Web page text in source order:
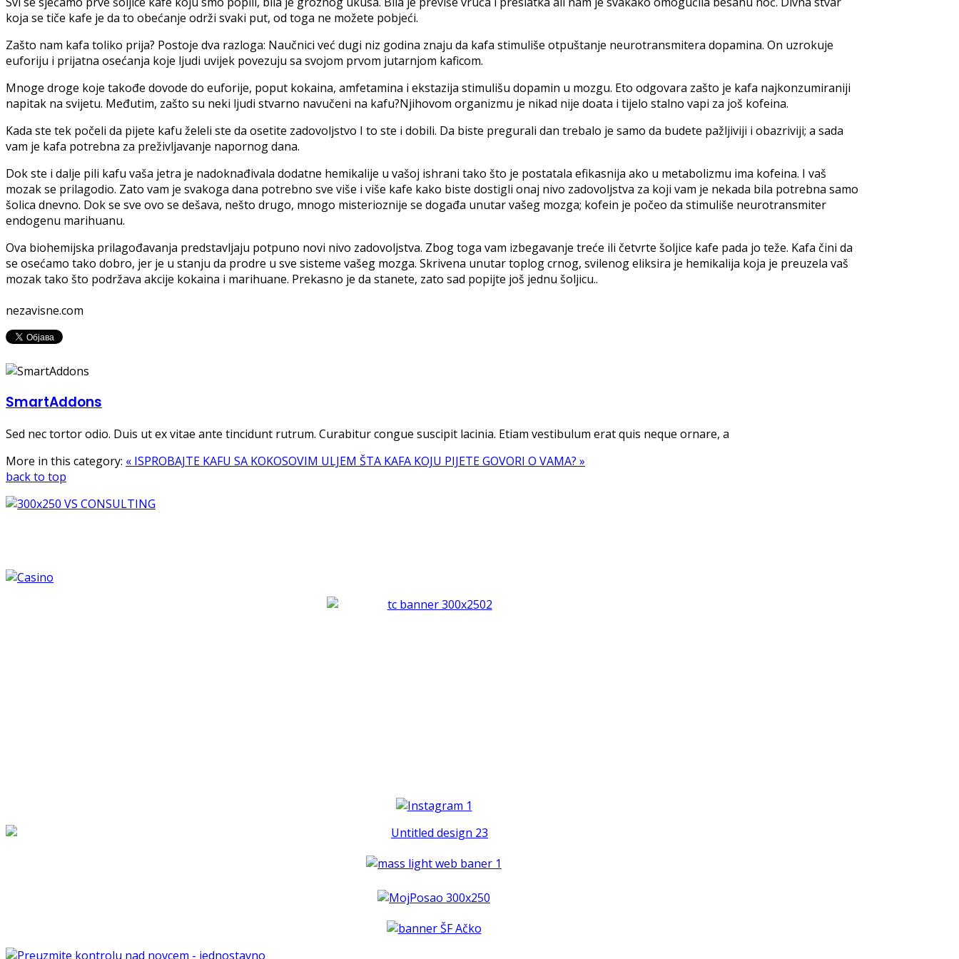
koja se tiče kafe je da to obećanje održi svaki put, od toga ne možete pobjeći.
Zašto nam kafa toliko prija? Postoje dva razloga: Naučnici već dugi niz godina znaju da kafa stimuliše otpuštanje neurotransmitera dopamina. On uzrokuje
euforiju i prijatna osećanja koje ljudi uvijek povezuju sa svojom prvom jutarnjom kaficom.
Mnoge droge koje takođe dovode do euforije, poput kokaina, amfetamina i ekstazija stimulišu dopamin u mozgu. Eto odgovara zašto je kafa najkonzumiraniji
napitak na svijetu. Međutim, zašto su neki ljudi stvarno navučeni na kafu?Njihovom organizmu je nikad nije doata i tijelo stalno vapi za još kofeina.
Kada ste tek počeli da pijete kafu želeli ste da osetite zadovoljstvo I to ste i dobili. Da biste pregurali dan trebalo je samo da budete pažljiviji i obazriviji; a sada
vam je kafa potrebna za preživljavanje napornog dana.
Dok ste i dalje pili kafu vaša jetra je nadoknađivala dodatne hemikalije u vašoj ishrani tako što je postatala efikasnija ako u metabolizmu ima kofeina. I vaš
mozak se prilagodio. Zato vam je svakoga dana potrebno sve više i više kafe kako biste dostigli onaj nivo zadovoljstva za koji vam je nekada bila potrebna samo
šolica dnevno. Dok se sve ovo se dešava, nešto drugo, mnogo misterioznije se događa unutar vašeg mozga; kofein je počeo da stimuliše neurotransmiter
endogenu marihuanu.
Ova biohemijska prilagođavanja predstavljaju potpuno novi nivo zadovoljstva. Zbog toga vam izbegavanje treće ili četvrte šoljice kafe pada jo teže. Kafa čini da
se osećamo tako dobro, jer je u stanju da prodre u sve sisteme vašeg mozga. Skrivena unutar toplog crnog, svilenog eliksira je hemikalija koja je preuzela vaš
mozak tako što podržava akcije kokaina i marihuane. Prekasno je da stanete, zato sad popijte još jednu šoljicu..
nezavisne.com
SmartAddons
Sed nec tortor odio. Duis ut ex vitae ante tincidunt rutrum. Curabitur congue suscipit lacinia. Etiam vestibulum erat quis neque ornare, a
More in this category: « ISPROBAJTE KAFU SA KOKOSOVIM ULJEM ŠTA KAFA KOJU PIJETE GOVORI O VAMA? »
back to top